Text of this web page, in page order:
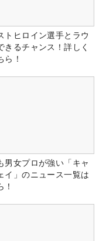
トヒロイン選手とラウ
きるチャンス！詳しく
ら！
男女プロが強い「キャ
イ」のニュース一覧は
！